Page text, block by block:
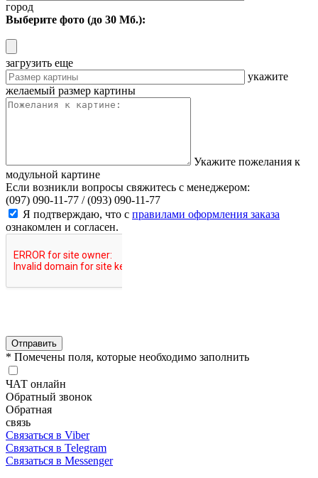
город
Выберите фото (до 30 Мб.):
загрузить еще
укажите
желаемый размер картины
Укажите пожелания к
модульной картине
Если возникли вопросы свяжитесь с менеджером:
(097) 090-11-77 /(093) 090-11-77
Я подтверждаю, что с правилами оформления заказа
ознакомлен и согласен.
Отправить
* Помечены поля, которые необходимо заполнить
ЧАТ онлайн
Обратный звонок
Обратная
связь
Связаться в Viber
Связаться в Telegram
Связаться в Messenger